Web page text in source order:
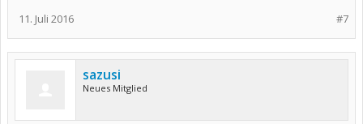
#7
11. Juli 2016
sazusi
Neues Mitglied